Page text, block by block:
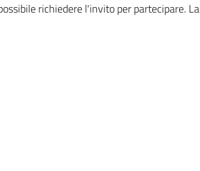
richiedere l'invito per partecipare. La